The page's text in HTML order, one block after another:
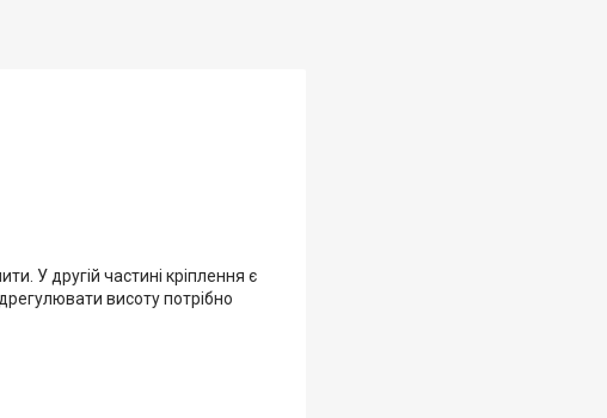
У другій частині кріплення є
висоту потрібно